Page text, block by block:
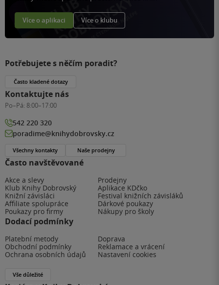
Více o aplikaci Více o klubu
Často navštěvované
Akce a slevy
Prodejny
Klub Knihy Dobrovský
Aplikace KDčko
Knižní závisláci
Festival knižních závisláků
Affiliate spolupráce
Dárkové poukazy
Poukazy pro firmy
Nákupy pro školy
Dodací podmínky
Platební metody
Doprava
Obchodní podmínky
Reklamace a vrácení
Ochrana osobních údajů
Nastavení cookies
Vše důležité
Potřebujete s něčím poradit?
Často kladené dotazy
Kontaktujte nás
Po–Pá: 8:00–17:00
542 220 320
poradime@knihydobrovsky.cz
Všechny kontakty Naše prodejny